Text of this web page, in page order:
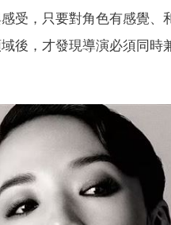
受，只要對角色有感覺
後，才發現導演必須同時